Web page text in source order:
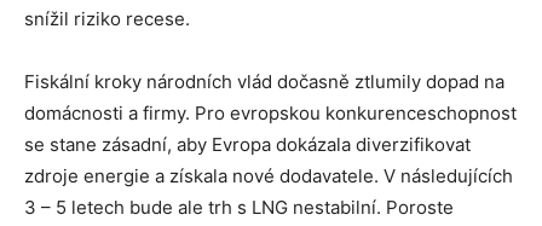
snížil riziko recese.
Fiskální kroky národních vlád dočasně ztlumily dopad na
domácnosti a firmy. Pro evropskou konkurenceschopnost
se stane zásadní, aby Evropa dokázala diverzifikovat
zdroje energie a získala nové dodavatele. V následujících
3 – 5 letech bude ale trh s LNG nestabilní. Poroste